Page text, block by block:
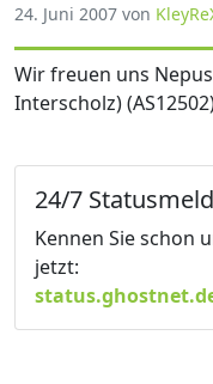
24. Juni 2007 von
Wir freuen uns
Interscholz)
24/7
Kennen Sie schon
jetzt: